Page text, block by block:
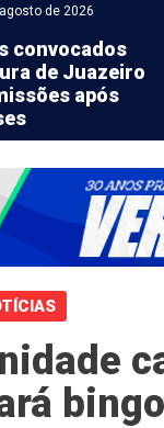
de 2026
convocados
de Juazeiro
após